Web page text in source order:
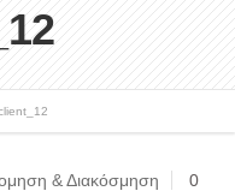
& Διακόσμηση
0